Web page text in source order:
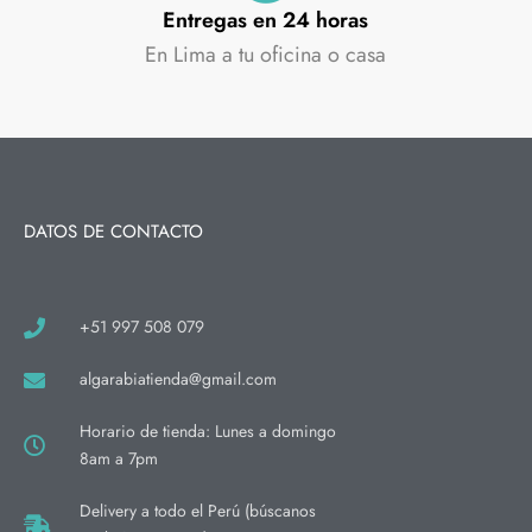
Entregas en 24 horas
En Lima a tu oficina o casa
DATOS DE CONTACTO
+51 997 508 079
algarabiatienda@gmail.com
Horario de tienda: Lunes a domingo
8am a 7pm
Delivery a todo el Perú (búscanos